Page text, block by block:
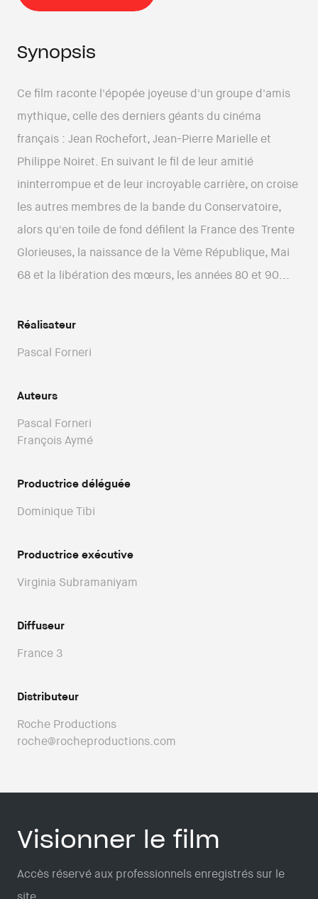
Synopsis
Ce film raconte l'épopée joyeuse d'un groupe d'amis
mythique, celle des derniers géants du cinéma
français : Jean Rochefort, Jean-Pierre Marielle et
Philippe Noiret. En suivant le fil de leur amitié
ininterrompue et de leur incroyable carrière, on croise
les autres membres de la bande du Conservatoire,
alors qu'en toile de fond défilent la France des Trente
Glorieuses, la naissance de la Vème République, Mai
68 et la libération des mœurs, les années 80 et 90...
Réalisateur
Pascal Forneri
Auteurs
Pascal Forneri
François Aymé
Productrice déléguée
Dominique Tibi
Productrice exécutive
Virginia Subramaniyam
Diffuseur
France 3
Distributeur
Roche Productions
roche@rocheproductions.com
Visionner le film
Accès réservé aux professionnels enregistrés sur le